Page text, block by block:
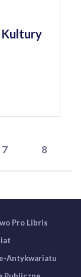
Kultury
7 8
Pro Libris
Antykwariatu